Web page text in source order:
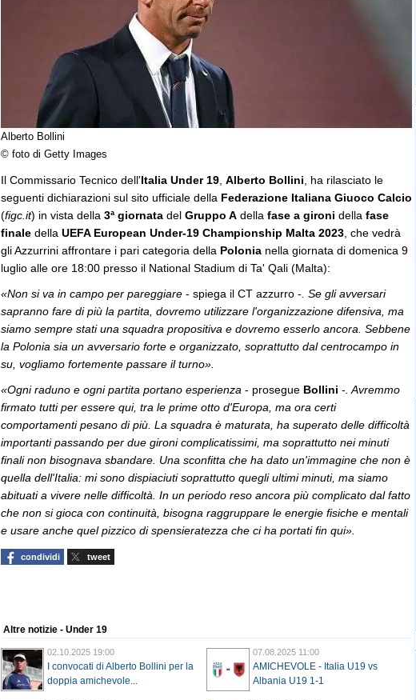
Alberto Bollini
© foto di Getty Images
Il Commissario Tecnico dell'Italia Under 19 Alberto Bollini , ha rilasciato le
seguenti dichiarazioni sul sito ufficiale della Federazione Italiana Giuoco Calcio
(figc.it) in vista della 3ª giornata del Gruppo A della fase a gironi della fase
finale della UEFA European Under-19 Championship Malta 2023 , che vedrà
gli Azzurrini affrontare i pari categoria della Polonia nella giornata di domenica 9
luglio alle ore 18:00 presso il National Stadium di Ta' Qali (Malta):
«Non si va in campo per pareggiare - spiega il CT azzurro - . Se gli avversari
sapranno fare di più la partita, dovremo utilizzare l'organizzazione difensiva, ma
siamo sempre stati una squadra propositiva e dovremo esserlo ancora. Sebbene
la Polonia sia un avversario forte e organizzato, soprattutto dal centrocampo in
su, vogliamo fortemente passare il turno».
«Ogni raduno e ogni partita portano esperienza - prosegue Bollini - . Avremmo
firmato tutti per essere qui, tra le prime otto d'Europa, ma ora certi
comportamenti pesano di più. La squadra è maturata, ha superato delle difficoltà
importanti passando per due gironi complicatissimi, ma soprattutto nei minuti
finali non bisognava sbandare. Una sconfitta che ha dato un'immagine che non è
quella dell'Italia: mi sono dispiaciuti soprattutto quegli ultimi minuti, ma siamo
abituati a vivere nelle difficoltà. In un periodo reso ancora più complicato dal fatto
che non si gioca con continuità, bisogna raggruppare le energie fisiche e mentali
e usare anche quel pizzico di spensieratezza che ci ha portati fin qui».
condividi tweet
Altre notizie - Under 19
02.10.2025 19:00
I convocati di Alberto Bollini per la
doppia amichevole...
07.08.2025 11:00
AMICHEVOLE - Italia U19 vs
Albania U19 1-1